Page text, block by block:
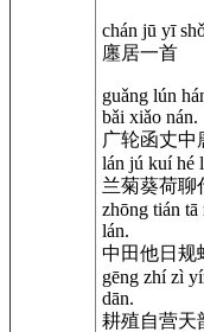
chán jū yī
廛居一首
guǎng lún
bǎi xiǎo nán.
广轮函丈中
lán jú kuí hé
兰菊葵荷聊
zhōng tián
lán.
中田他日规
gēng zhí zì
dān.
耕殖自营天